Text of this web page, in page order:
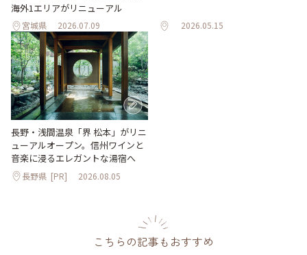
海外1エリアがリニューアル
宮城県 2026.07.09 2026.05.15
長野・浅間温泉「界 松本」がリニ
ューアルオープン。信州ワインと
音楽に浸るエレガントな湯宿へ
長野県 [PR] 2026.08.05
こちらの記事もおすすめ